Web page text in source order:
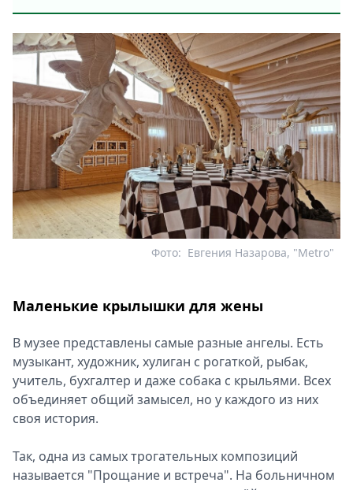
Евгения Назарова, "Metro"
Фото:
Маленькие крылышки для жены
В музее представлены самые разные ангелы. Есть
музыкант, художник, хулиган с рогаткой, рыбак,
учитель, бухгалтер и даже собака с крыльями. Всех
объединяет общий замысел, но у каждого из них
своя история.
Так, одна из самых трогательных композиций
называется "Прощание и встреча". На больничном